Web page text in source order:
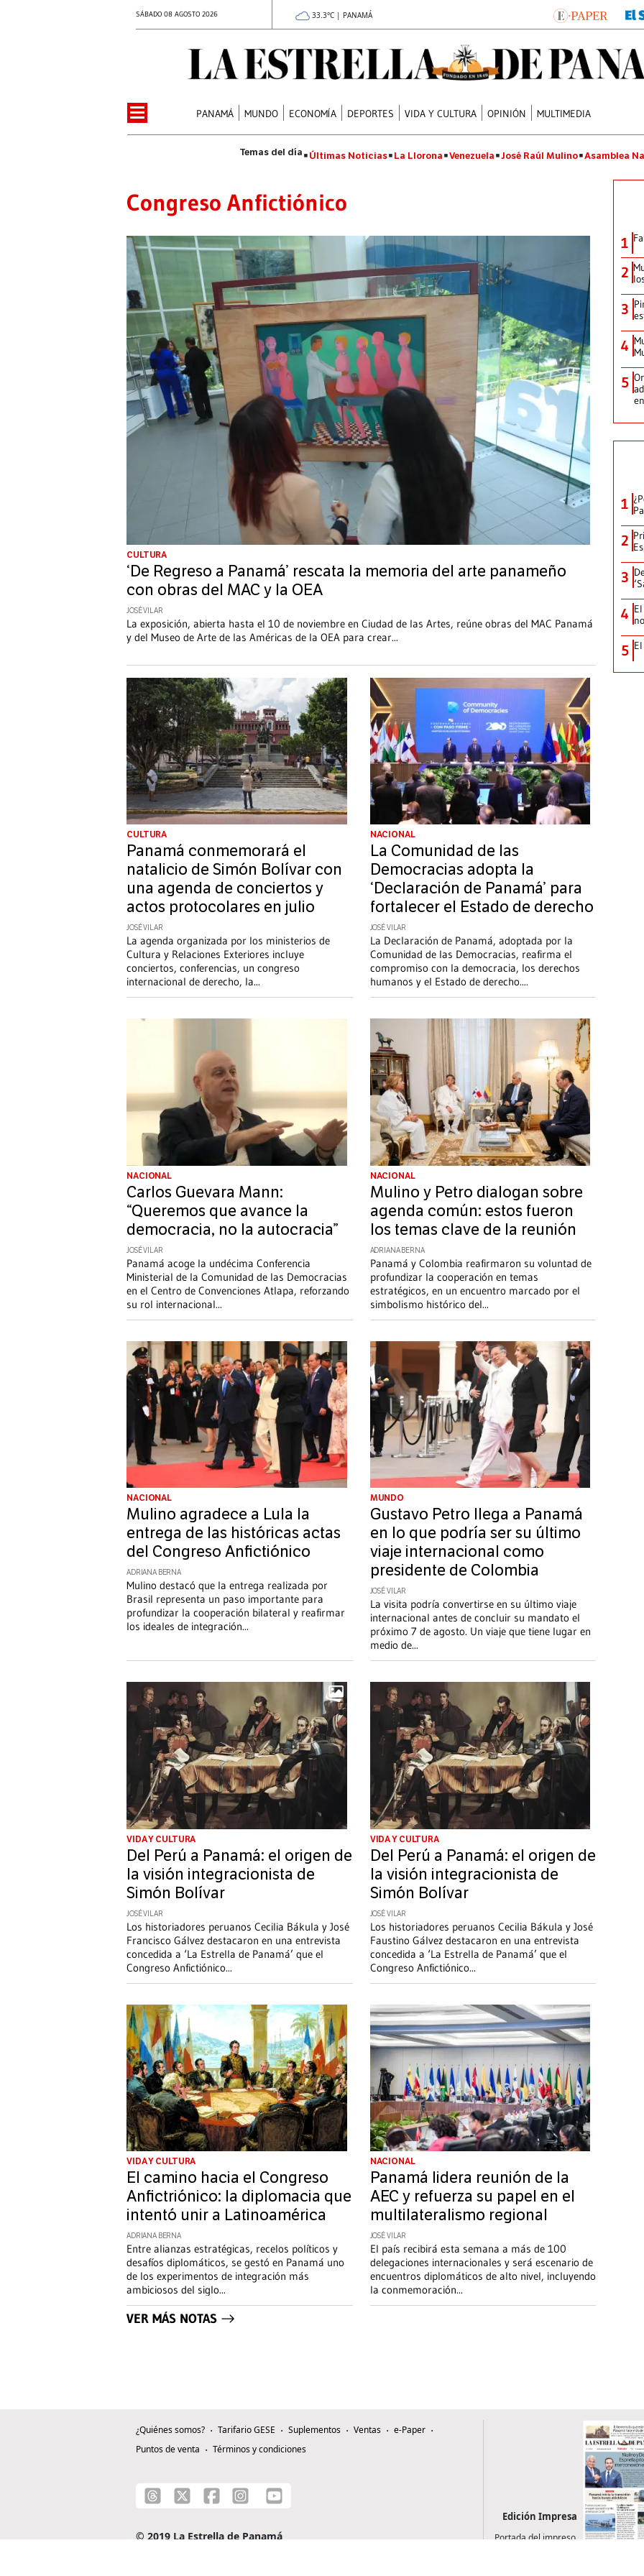
SÁBADO 08 AGOSTO 2026 33.3°C | PANAMÁ
PANAMÁ MUNDO ECONOMÍA DEPORTES VIDA Y CULTURA OPINIÓN MULTIMEDIA
Últimas Noticias La Llorona Venezuela José Raúl Mulino Asamblea
Congreso Anfictiónico
CULTURA
‘De Regreso a Panamá’ rescata la memoria del arte panameño
con obras del MAC y la OEA
JOSÉ VILAR
La exposición, abierta hasta el 10 de noviembre en Ciudad de las Artes, reúne obras del MAC Panamá
y del Museo de Arte de las Américas de la OEA para crear...
CULTURA
Panamá conmemorará el
natalicio de Simón Bolívar con
una agenda de conciertos y
actos protocolares en julio
JOSÉ VILAR
La agenda organizada por los ministerios de
Cultura y Relaciones Exteriores incluye
conciertos, conferencias, un congreso
internacional de derecho, la...
NACIONAL
La Comunidad de las
Democracias adopta la
‘Declaración de Panamá’ para
fortalecer el Estado de derecho
JOSÉ VILAR
La Declaración de Panamá, adoptada por la
Comunidad de las Democracias, reafirma el
compromiso con la democracia, los derechos
humanos y el Estado de derecho....
NACIONAL
Carlos Guevara Mann:
“Queremos que avance la
democracia, no la autocracia”
JOSÉ VILAR
Panamá acoge la undécima Conferencia
Ministerial de la Comunidad de las Democracias
en el Centro de Convenciones Atlapa, reforzando
su rol internacional...
NACIONAL
Mulino y Petro dialogan sobre
agenda común: estos fueron
los temas clave de la reunión
ADRIANA BERNA
Panamá y Colombia reafirmaron su voluntad de
profundizar la cooperación en temas
estratégicos, en un encuentro marcado por el
simbolismo histórico del...
NACIONAL
Mulino agradece a Lula la
entrega de las históricas actas
del Congreso Anfictiónico
ADRIANA BERNA
Mulino destacó que la entrega realizada por
Brasil representa un paso importante para
profundizar la cooperación bilateral y reafirmar
los ideales de integración...
MUNDO
Gustavo Petro llega a Panamá
en lo que podría ser su último
viaje internacional como
presidente de Colombia
JOSÉ VILAR
La visita podría convertirse en su último viaje
internacional antes de concluir su mandato el
próximo 7 de agosto. Un viaje que tiene lugar en
medio de...
VIDA Y CULTURA
Del Perú a Panamá: el origen de
la visión integracionista de
Simón Bolívar
JOSÉ VILAR
Los historiadores peruanos Cecilia Bákula y José
Francisco Gálvez destacaron en una entrevista
concedida a ‘La Estrella de Panamá’ que el
Congreso Anfictiónico...
VIDA Y CULTURA
Del Perú a Panamá: el origen de
la visión integracionista de
Simón Bolívar
JOSÉ VILAR
Los historiadores peruanos Cecilia Bákula y José
Faustino Gálvez destacaron en una entrevista
concedida a ‘La Estrella de Panamá’ que el
Congreso Anfictiónico...
VIDA Y CULTURA
El camino hacia el Congreso
Anfictriónico: la diplomacia que
intentó unir a Latinoamérica
ADRIANA BERNA
Entre alianzas estratégicas, recelos políticos y
desafíos diplomáticos, se gestó en Panamá uno
de los experimentos de integración más
ambiciosos del siglo...
NACIONAL
Panamá lidera reunión de la
AEC y refuerza su papel en el
multilateralismo regional
JOSÉ VILAR
El país recibirá esta semana a más de 100
delegaciones internacionales y será escenario de
encuentros diplomáticos de alto nivel, incluyendo
la conmemoración...
VER MÁS NOTAS
1
2
3
4
5
1
2
3
4
5
¿Quiénes somos? Tarifario GESE Suplementos Ventas
e-Paper
Puntos de venta
Términos y condiciones
© 2019 La Estrella de Panamá
Edición Impresa
Portada del impreso